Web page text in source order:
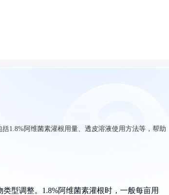
1.8%阿维菌素灌根用量、透皮溶液使用方法等，帮助
型调整。1.8%阿维菌素灌根时，一般每亩用